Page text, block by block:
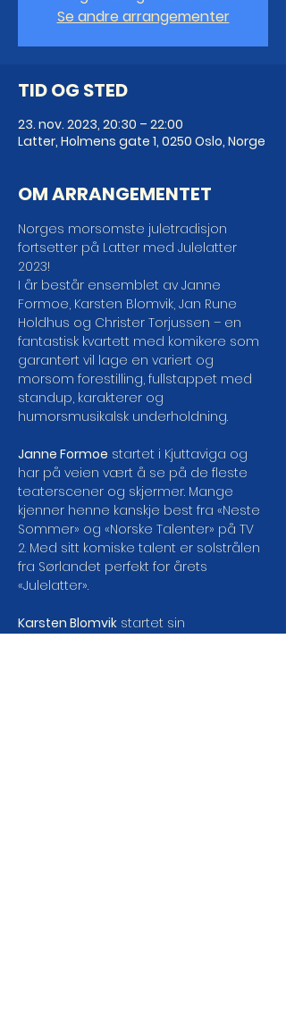
Se andre arrangementer
TID OG STED
23. nov. 2023, 20:30 – 22:00
Latter, Holmens gate 1, 0250 Oslo, Norge
OM ARRANGEMENTET
Norges morsomste juletradisjon
fortsetter på Latter med Julelatter
2023!
I år består ensemblet av Janne
Formoe, Karsten Blomvik, Jan Rune
Holdhus og Christer Torjussen – en
fantastisk kvartett med komikere som
garantert vil lage en variert og
morsom forestilling, fullstappet med
standup, karakterer og
humorsmusikalsk underholdning.
Janne Formoe startet i Kjuttaviga og
har på veien vært å se på de fleste
teaterscener og skjermer. Mange
kjenner henne kanskje best fra «Neste
Sommer» og «Norske Talenter» på TV
2. Med sitt komiske talent er solstrålen
fra Sørlandet perfekt for årets
«Julelatter».
Karsten Blomvik startet sin